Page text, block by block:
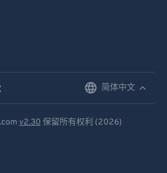
简体中文
v2.30 保留所有权利 (2026)